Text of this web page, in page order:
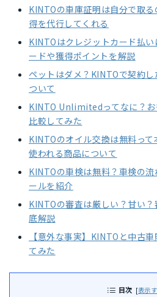
KINTOの車庫証明は自分で取
得を代行してくれる
KINTOはクレジットカード払
ードや獲得ポイントを解説
ペットはダメ？KINTOで契約
ついて
KINTO Unlimitedってなに？お
比較してみた
KINTOのオイル交換は無料って
使われる商品について
KINTOの車検は無料？車検の
ールを紹介
KINTOの審査は厳しい？甘い
底解説
【意外な事実】KINTOと中古
てみた
目次 [表示